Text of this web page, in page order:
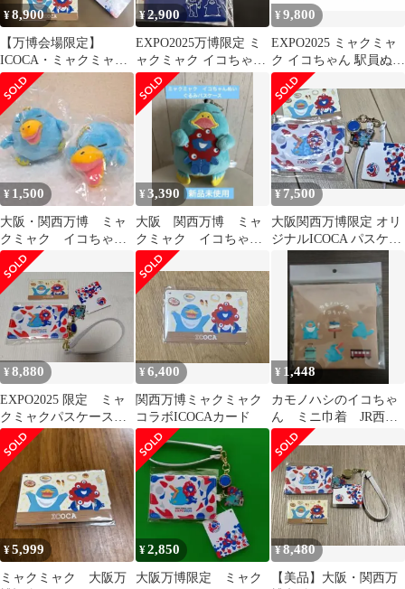
¥8,900
【万博会場限定】
ICOCA・ミャクミャク
イコちゃん 合皮パスケ
ースセット
¥2,900
EXPO2025万博限定 ミ
ャクミャク イコちゃん
パスケース付ネックス
トラップ
¥9,800
EXPO2025 ミャクミャ
ク イコちゃん 駅員ぬい
ぐるみ JWN/157
¥ 1,500
大阪・関西万博 ミャ
クミャク イコちゃ
ん マスコット２つセ
ット ICOCA
¥3,390
大阪 関西万博 ミャ
クミャク イコちゃん
ぬいぐるみパスケース
¥7,500
大阪関西万博限定 オリ
ジナルICOCA パスケー
¥8,880
EXPO2025 限定 ミャ
クミャクパスケースと
ICOCAカードのセット
¥6,400
関西万博ミャクミャク
コラボICOCAカード
¥ 1,448
カモノハシのイコちゃ
ん ミニ巾着 JR西日
本 22周年 ICOCA
¥5,999
ミャクミャク 大阪万
¥2,850
大阪万博限定 ミャク
¥8,480
【美品】大阪・関西万